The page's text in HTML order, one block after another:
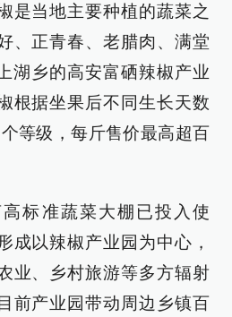
是当地主要种植的蔬菜之
、正青春、老腊肉、满堂
乡的高安富硒辣椒产业
根据坐果后不同生长天数
等级，每斤售价最高超百
标准蔬菜大棚已投入使
成以辣椒产业园为中心，
业、乡村旅游等多方辐射
前产业园带动周边乡镇百